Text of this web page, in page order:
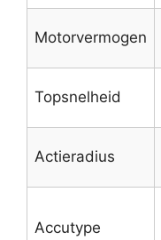
Motorvermogen
Topsnelheid
Actieradius
Accutype